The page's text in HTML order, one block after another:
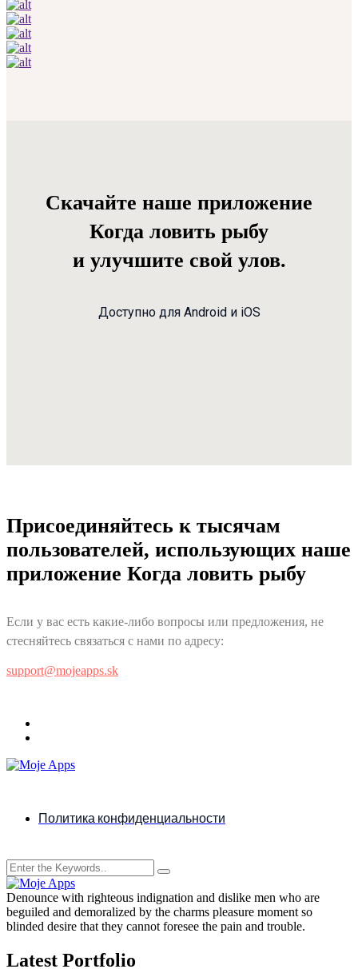
Скачайте наше приложение
Когда ловить рыбу
и улучшите свой улов.
Доступно для Android и iOS
Присоединяйтесь к тысячам
пользователей, использующих наше
приложение Когда ловить рыбу
Если у вас есть какие-либо вопросы или предложения, не
стесняйтесь связаться с нами по адресу:
support@mojeapps.sk
Политика конфиденциальности
Denounce with righteous indignation and dislike men who are
beguiled and demoralized by the charms pleasure moment so
blinded desire that they cannot foresee the pain and trouble.
Latest Portfolio